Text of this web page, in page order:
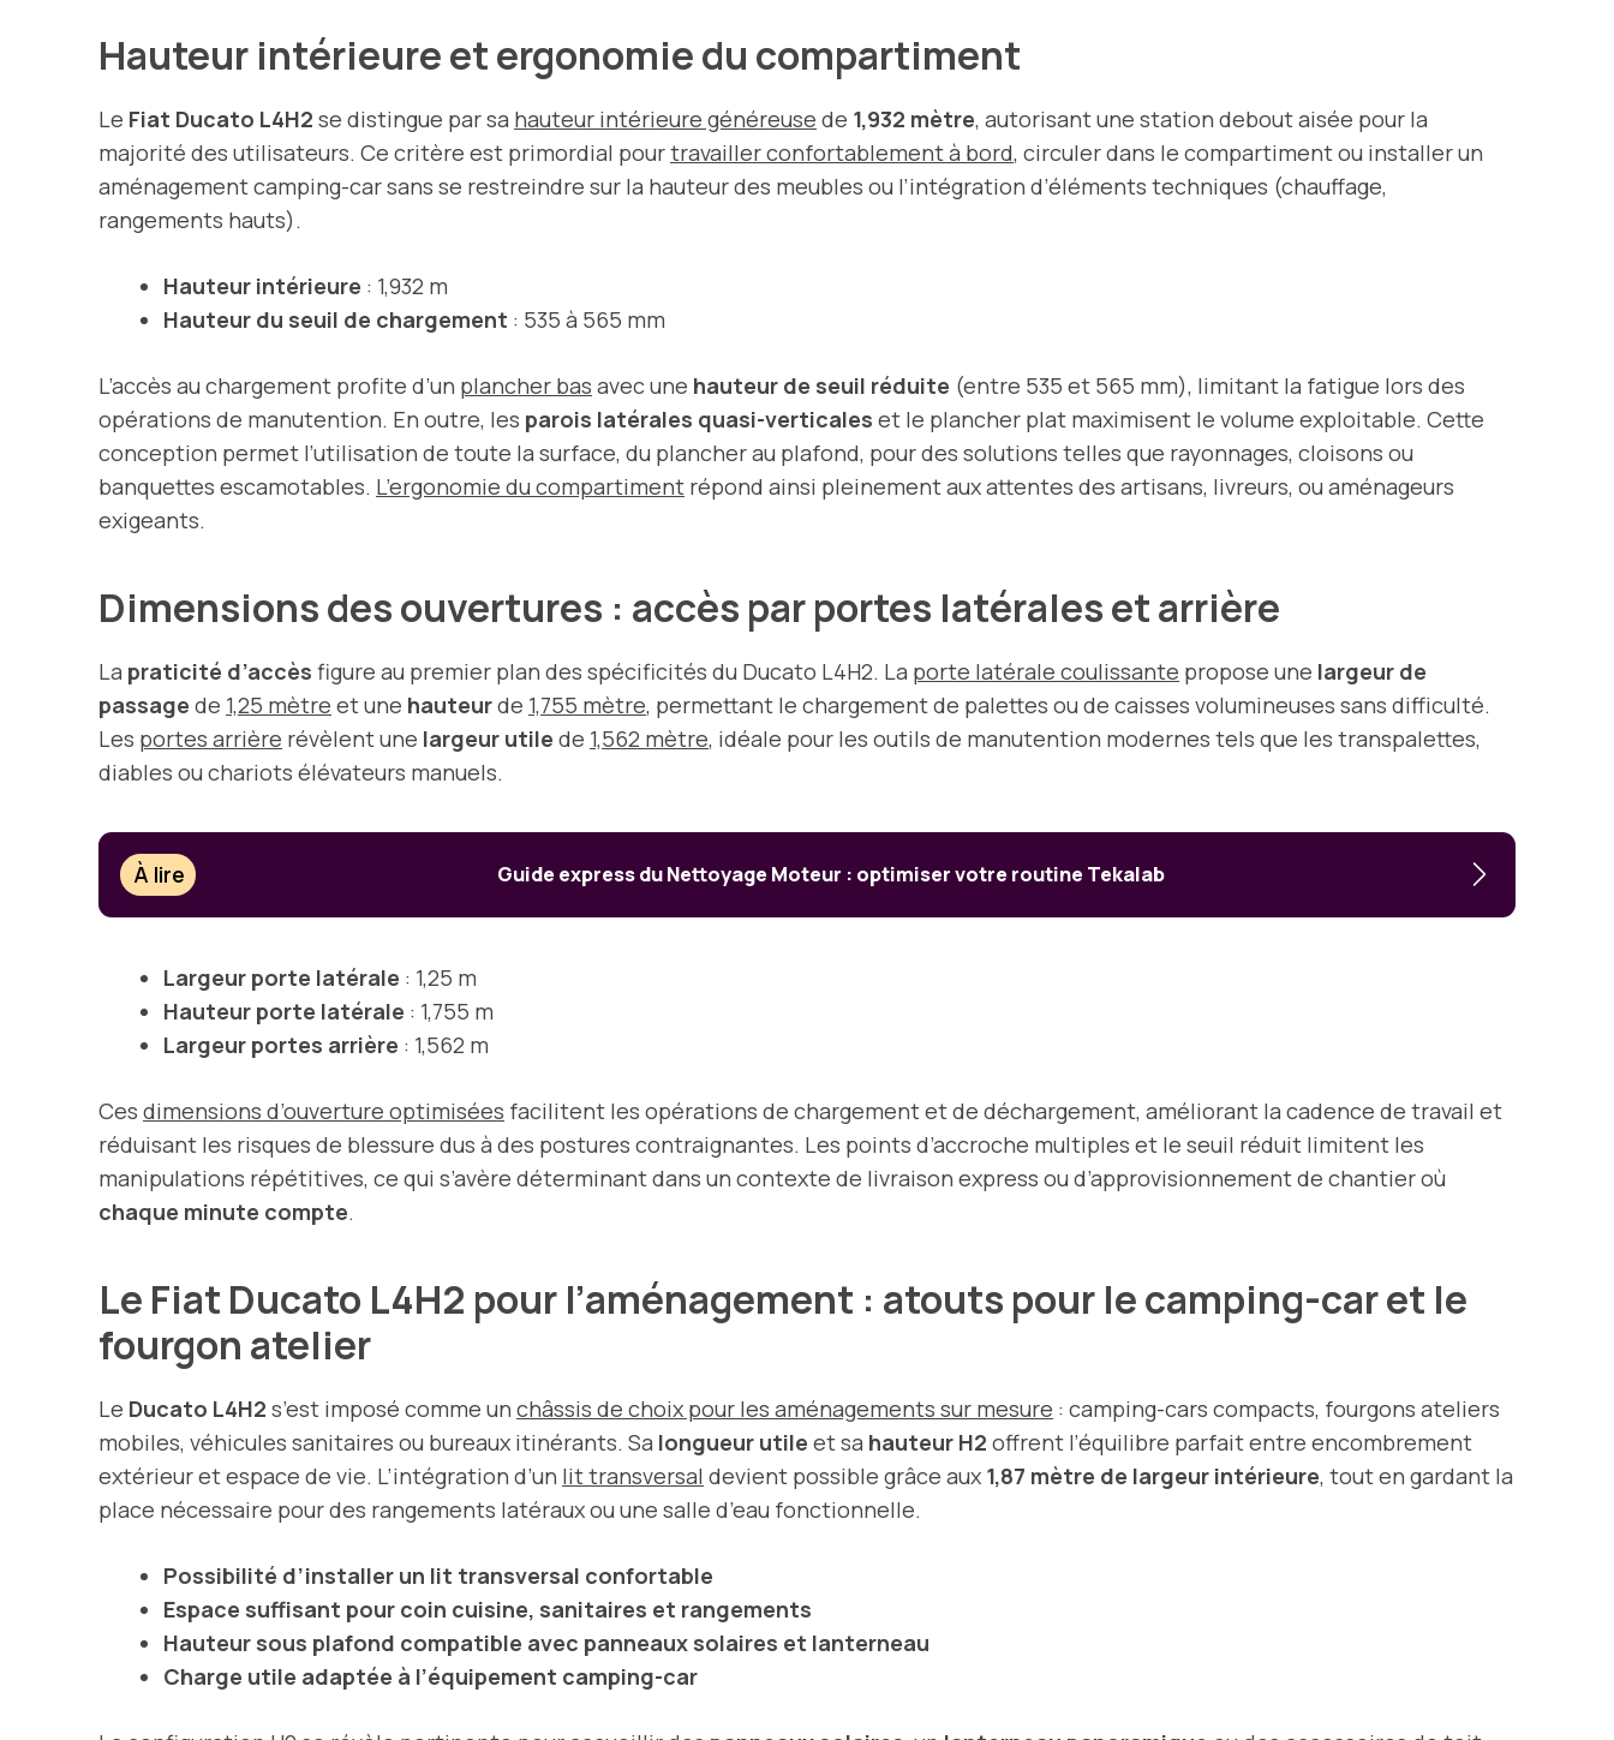
Hauteur intérieure et ergonomie du compartiment
Le Fiat Ducato L4H2 se distingue par sa hauteur intérieure généreuse de 1,932 mètre, autorisant une station debout aisée pour la
majorité des utilisateurs. Ce critère est primordial pourtravailler confortablement à bord, circuler dans le compartiment ou installer un
aménagement camping-car sans se restreindre sur la hauteur des meubles ou l’intégration d’éléments techniques (chauffage,
rangements hauts).
Hauteur intérieure : 1,932 m
Hauteur du seuil de chargement : 535 à 565 mm
L’accès au chargement profite d’un plancher bas avec une hauteur de seuil réduite (entre 535 et 565 mm), limitant la fatigue lors des
opérations de manutention. En outre, les parois latérales quasi-verticales et le plancher plat maximisent le volume exploitable. Cette
conception permet l’utilisation de toute la surface, du plancher au plafond, pour des solutions telles que rayonnages, cloisons ou
banquettes escamotables. L’ergonomie du compartiment répond ainsi pleinement aux attentes des artisans, livreurs, ou aménageurs
exigeants.
Dimensions des ouvertures : accès par portes latérales et arrière
La praticité d’accès figure au premier plan des spécificités du Ducato L4H2. La porte latérale coulissante propose une largeur de
passage de 1,25 mètre et une hauteurde 1,755 mètre, permettant le chargement de palettes ou de caisses volumineuses sans difficulté.
Les portes arrière révèlent une largeur utile de 1,562 mètre, idéale pour les outils de manutention modernes tels que les transpalettes,
diables ou chariots élévateurs manuels.
À lire Guide express du Nettoyage Moteur : optimiser votre routine Tekalab
Largeur porte latérale : 1,25 m
Hauteur porte latérale : 1,755 m
Largeur portes arrière : 1,562 m
Ces dimensions d’ouverture optimisées facilitent les opérations de chargement et de déchargement, améliorant la cadence de travail et
réduisant les risques de blessure dus à des postures contraignantes. Les points d’accroche multiples et le seuil réduit limitent les
manipulations répétitives, ce qui s’avère déterminant dans un contexte de livraison express ou d’approvisionnement de chantier où
chaque minute compte.
Le Fiat Ducato L4H2 pour l’aménagement : atouts pour le camping-car et le
fourgon atelier
Le Ducato L4H2 s’est imposé comme un châssis de choix pour les aménagements sur mesure : camping-cars compacts, fourgons ateliers
mobiles, véhicules sanitaires ou bureaux itinérants. Sa longueur utile et sa hauteur H2 offrent l’équilibre parfait entre encombrement
extérieur et espace de vie. L’intégration d’un lit transversal devient possible grâce aux 1,87 mètre de largeur intérieure, tout en gardant la
place nécessaire pour des rangements latéraux ou une salle d’eau fonctionnelle.
Possibilité d’installer un lit transversal confortable
Espace suffisant pour coin cuisine, sanitaires et rangements
Hauteur sous plafond compatible avec panneaux solaires et lanterneau
Charge utile adaptée à l’équipement camping-car